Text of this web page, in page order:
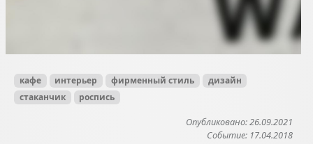
кафе интерьер фирменный стиль
дизайн
стаканчик
роспись
Опубликовано: 26.09.2021
Событие: 17.04.2018